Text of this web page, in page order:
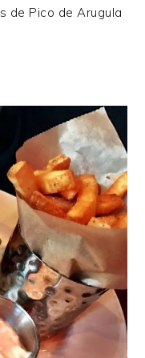
de Pico de Arugula